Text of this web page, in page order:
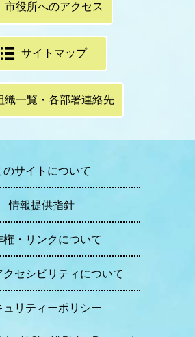
市役所へのアクセス
サイトマップ
織一覧・各部署連絡先
のサイトについて
情報提供指針
権・リンクについて
クセシビリティについて
ュリティーポリシー